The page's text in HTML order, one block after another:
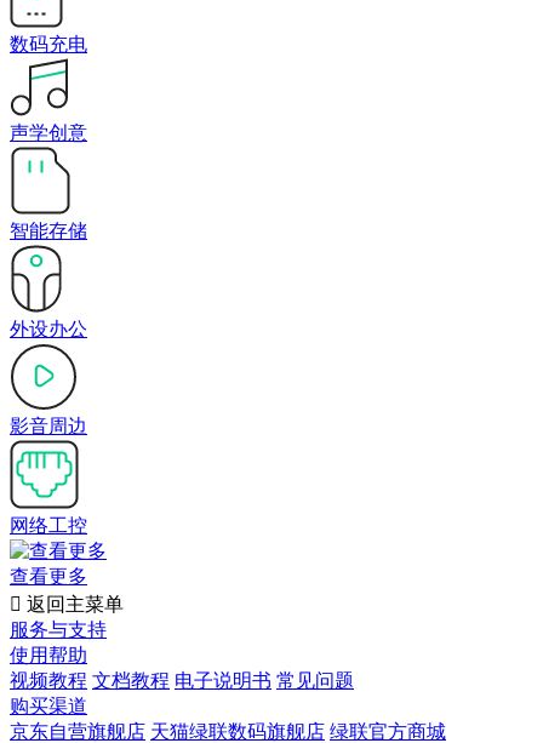
数码充电
声学创意
智能存储
外设办公
影音周边
网络工控
查看更多
 返回主菜单
服务与支持
使用帮助
视频教程 文档教程 电子说明书 常见问题
购买渠道
京东自营旗舰店 天猫绿联数码旗舰店 绿联官方商城